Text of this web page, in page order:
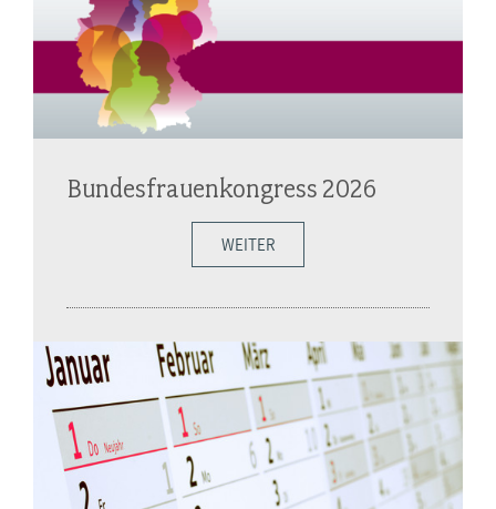
Bundesfrauenkongress 2026
WEITER